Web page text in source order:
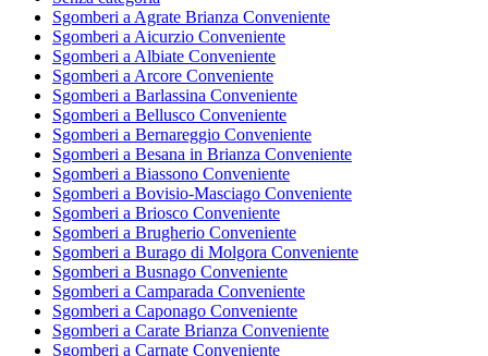
Sgomberi a Agrate Brianza Conveniente
Sgomberi a Aicurzio Conveniente
Sgomberi a Albiate Conveniente
Sgomberi a Arcore Conveniente
Sgomberi a Barlassina Conveniente
Sgomberi a Bellusco Conveniente
Sgomberi a Bernareggio Conveniente
Sgomberi a Besana in Brianza Conveniente
Sgomberi a Biassono Conveniente
Sgomberi a Bovisio-Masciago Conveniente
Sgomberi a Briosco Conveniente
Sgomberi a Brugherio Conveniente
Sgomberi a Burago di Molgora Conveniente
Sgomberi a Busnago Conveniente
Sgomberi a Camparada Conveniente
Sgomberi a Caponago Conveniente
Sgomberi a Carate Brianza Conveniente
Sgomberi a Carnate Conveniente